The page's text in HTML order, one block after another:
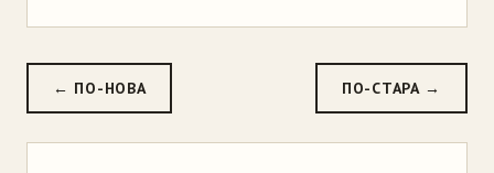
← ПО-НОВА ПО-СТАРА →